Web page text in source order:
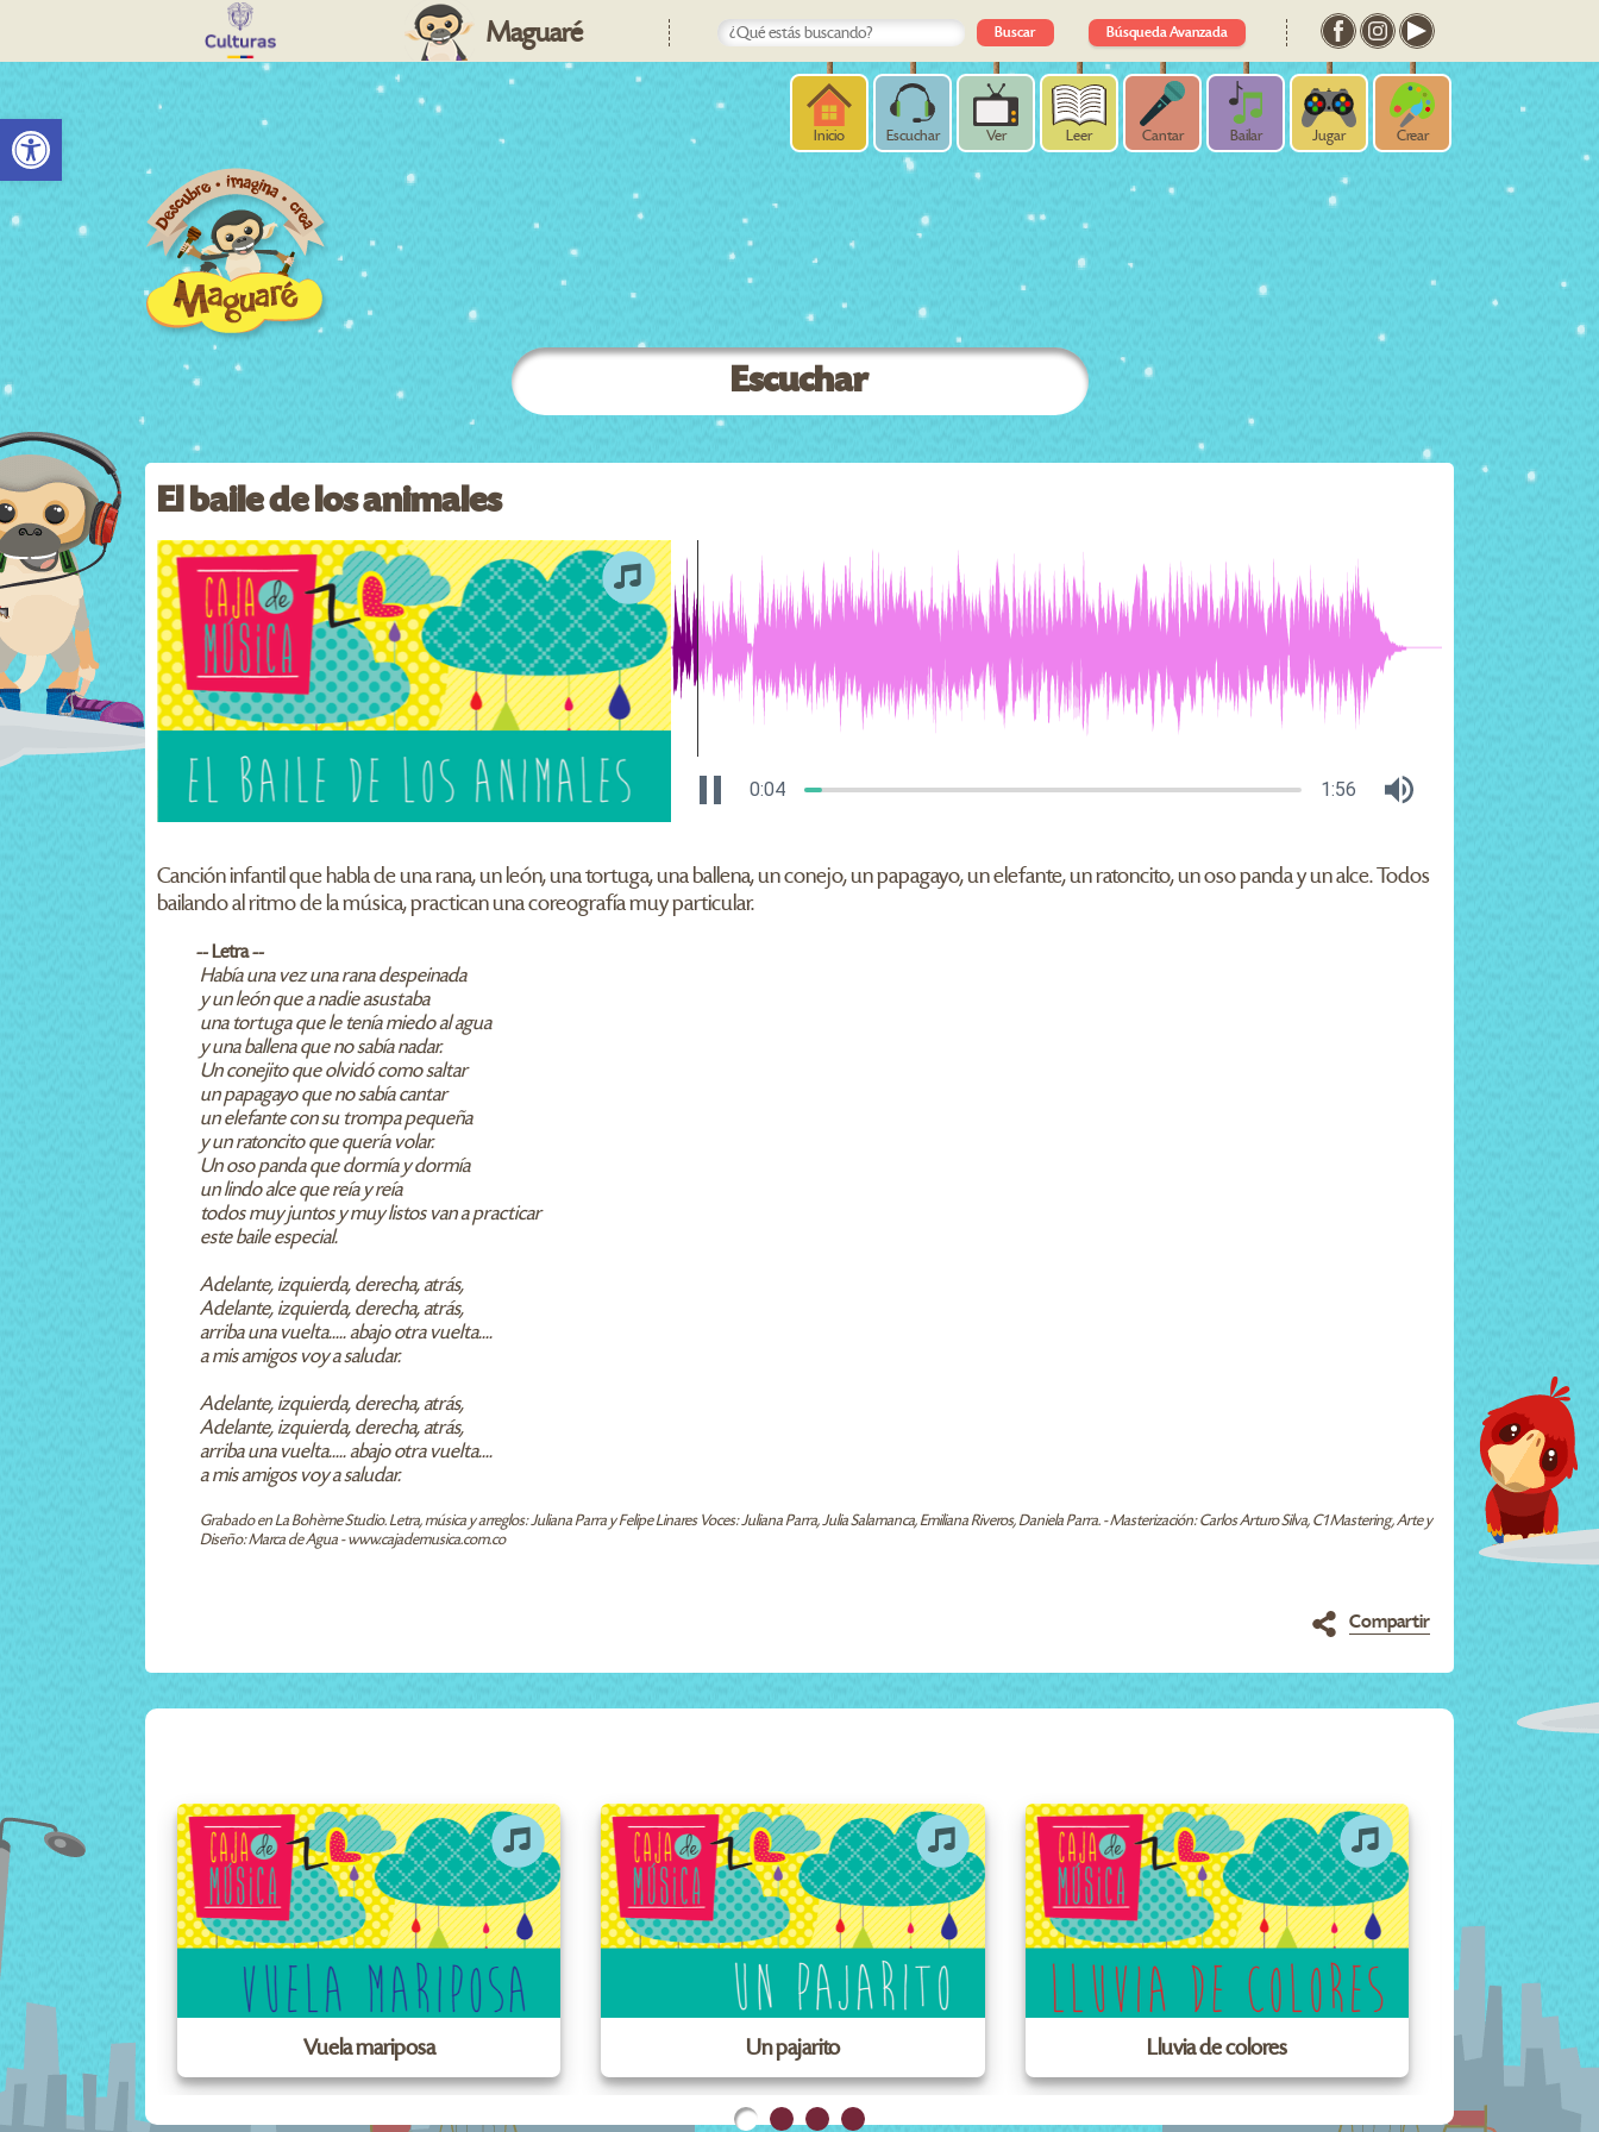
Abrir barra de herramientas
Maguaré Búsqueda Avanzada
Inicio Escuchar Ver Leer Cantar Bailar Jugar Crear
Escuchar
El baile de los animales
0:04 1:56
Canción infantil que habla de una rana, un león, una tortuga, una ballena, un conejo, un papagayo, un elefante, un ratoncito, un oso panda y un alce. Todos
bailando al ritmo de la música, practican una coreografía muy particular.
-- Letra --
Había una vez una rana despeinada
y un león que a nadie asustaba
una tortuga que le tenía miedo al agua
y una ballena que no sabía nadar.
Un conejito que olvidó como saltar
un papagayo que no sabía cantar
un elefante con su trompa pequeña
y un ratoncito que quería volar.
Un oso panda que dormía y dormía
un lindo alce que reía y reía
todos muy juntos y muy listos van a practicar
este baile especial.
Adelante, izquierda, derecha, atrás,
Adelante, izquierda, derecha, atrás,
arriba una vuelta..... abajo otra vuelta....
a mis amigos voy a saludar.
Adelante, izquierda, derecha, atrás,
Adelante, izquierda, derecha, atrás,
arriba una vuelta..... abajo otra vuelta....
a mis amigos voy a saludar.
Grabado en La Bohème Studio. Letra, música y arreglos: Juliana Parra y Felipe Linares Voces: Juliana Parra, Julia Salamanca, Emiliana Riveros, Daniela Parra. - Masterización: Carlos Arturo Silva, C1 Mastering, Arte y
Diseño: Marca de Agua - www.cajademusica.com.co
Compartir
Vuela mariposa Un pajarito Lluvia de colores